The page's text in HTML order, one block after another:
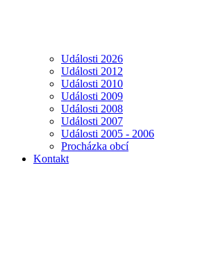
Události 2026
Události 2012
Události 2010
Události 2009
Události 2008
Události 2007
Události 2005 - 2006
Procházka obcí
Kontakt